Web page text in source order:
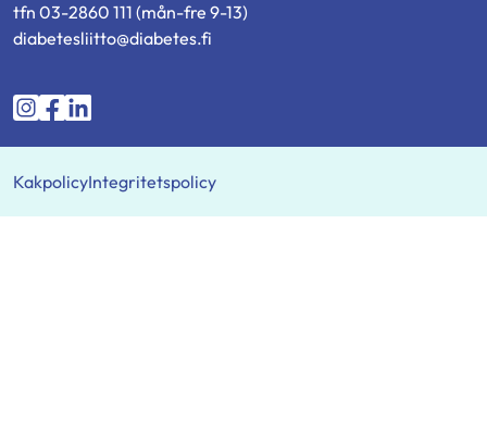
tfn 03-2860 111 (mån-fre 9-13)
diabetesliitto@diabetes.fi
Diabetesförbundet
Diabetesförbundet
Diabetesförbundet
KakpolicyIntegritetspolicy